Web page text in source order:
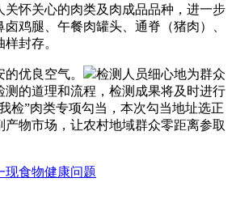
关怀关心的肉类及肉成品品种，进一步
鸡腿、午餐肉罐头、通脊（猪肉）、
封存。
优良空气。
检测人员细心地为群众
测的道理和流程，检测成果将及时进行
检”肉类专项勾当，本次勾当地址选正
物市场，让农村地域群众零距离参取
现食物健康问题